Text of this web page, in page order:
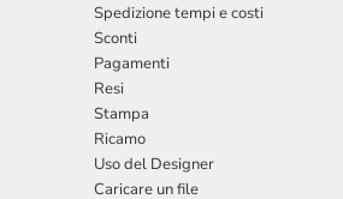
Spedizione tempi e costi
Sconti
Pagamenti
Resi
Stampa
Ricamo
Uso del Designer
Caricare un file